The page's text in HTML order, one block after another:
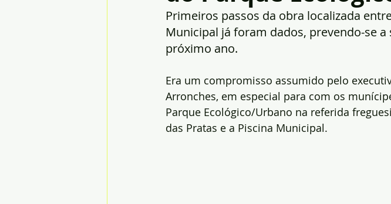
Primeiros passos da obra localizada
Municipal já foram dados, prevendo-se
próximo ano.
Era um compromisso assumido pelo
Arronches, em especial para com os
Parque Ecológico/Urbano na referida
das Pratas e a Piscina Municipal.